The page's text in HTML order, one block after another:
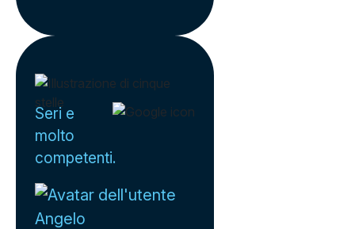
Seri e
molto
competenti.
Angelo